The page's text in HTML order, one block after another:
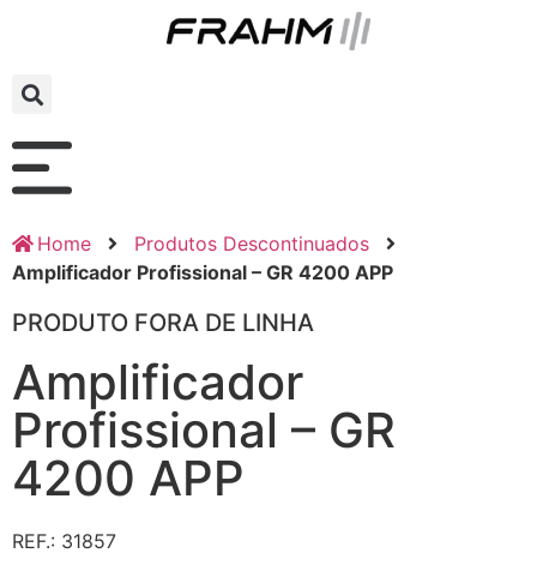
Home
Produtos Descontinuados
Amplificador Profissional – GR 4200 APP
PRODUTO FORA DE LINHA
Amplificador
Profissional – GR
4200 APP
REF.: 31857